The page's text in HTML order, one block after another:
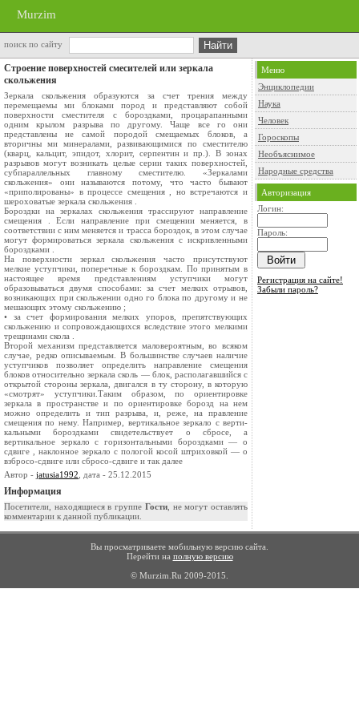
Murzim
поиск по сайту
Строение поверхностей смесителей или зеркала
скольжения
Зеркала скольжения образуются за счет трения между
перемещаемы­ ми блоками пород и представляют собой
поверхности сместителя с бо­роздками, процарапанными
одним крылом разрыва по другому. Чаще все­ го они
представлены не самой породой смещаемых блоков, а
вторичны­ ми минералами, развивающимися по сместителю
(кварц, кальцит, эпидот, хлорит, серпентин и пр.). В зонах
разрывов могут возникать целые серии таких поверхностей,
субпараллельных главному сместителю. «Зеркалами
скольжения» они называются потому, что часто бывают
«приполированы» в процессе смещения , но встречаются и
шероховатые зеркала скольжения .
Бороздки на зеркалах скольжения трассируют направление
смещения . Если направление при смещении меняется, в
соответствии с ним меняется и трасса бороздок, в этом случае
могут формироваться зер­кала скольжения с искривленными
бороздками .
На поверхности зеркал скольжения часто присутствуют
мелкие уступ­чики, поперечные к бороздкам. По принятым в
настоящее время пред­ставлениям уступчики могут
образовываться двумя способами: за счет мелких отрывов,
возникающих при скольжении одно­ го блока по другому и не
мешающих этому скольжению ;
• за счет формирования мелких упоров, препятствующих
сколь­жению и сопровождающихся вследствие этого мелкими
тре­щинами скола .
Второй механизм представляется маловероятным, во всяком
случае, редко описываемым. В большинстве случаев наличие
уступчиков позволя­ет определить направление смещения
блоков относительно зеркала сколь­ — блок, располагавшийся с
открытой стороны зеркала, двигался в ту сторону, в которую
«смотрят» уступчики.Таким образом, по ориентировке
зеркала в пространстве и по ори­ентировке борозд на нем
можно определить и тип разрыва, и, реже, на­ правление
смещения по нему. Например, вертикальное зеркало с верти­
кальными бороздками свидетельствует о сбросе, а
вертикальное зеркало с горизонтальными бороздками — о
сдвиге , наклонное зерка­ло с пологой косой штриховкой — о
взбросо-сдвиге или сбросо-сдвиге и так далее
Автор - jatusia1992 , дата - 25.12.2015
Информация
Посетители, находящиеся в группе Гости, не могут оставлять
комментарии к данной публикации.
Меню
Энциклопедии
Наука
Человек
Гороскопы
Необъяснимое
Народные средства
Авторизация
Логин:
Пароль:
Регистрация на сайте!
Забыли пароль?
Вы просматриваете мобильную версию сайта.
Перейти на полную версию
© Murzim.Ru 2009-2015.